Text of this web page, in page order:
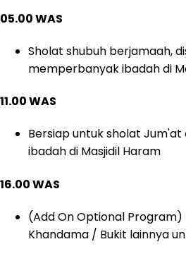
05.00 WAS
Sholat shubuh berjamaah,
memperbanyak ibadah di
11.00 WAS
Bersiap untuk sholat
ibadah di Masjidil Haram
16.00 WAS
(Add On Optional Program)
Khandama / Bukit lainnya